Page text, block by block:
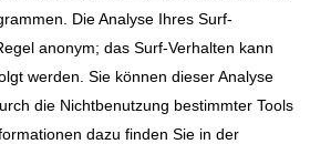
Die Analyse Ihres Surf-
anonym; das Surf-Verhalten kann
werden. Sie können dieser Analyse
die Nichtbenutzung bestimmter Tools
dazu finden Sie in der